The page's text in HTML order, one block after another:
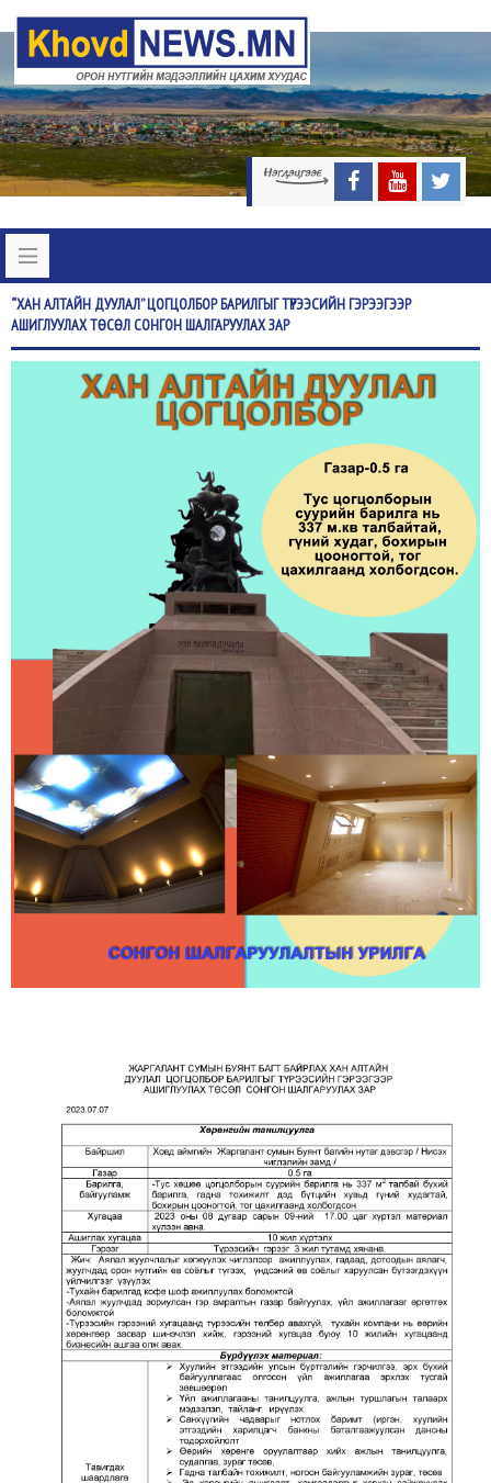
“ХАНАЛТАЙН ДУУЛАЛ” ЦОГЦОЛБОР БАРИЛГЫГ ТҮРЭЭСИЙН ГЭРЭЭГЭЭР
АШИГЛУУЛАХ ТӨСӨЛ СОНГОН ШАЛГАРУУЛАХ ЗАР